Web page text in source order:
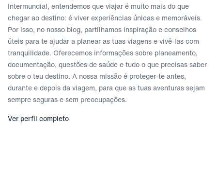
Intermundial, entendemos que viajar é muito mais do que
chegar ao destino: é viver experiências únicas e memoráveis.
Por isso, no nosso blog, partilhamos inspiração e conselhos
úteis para te ajudar a planear as tuas viagens e vivê-las com
tranquilidade. Oferecemos informações sobre planeamento,
documentação, questões de saúde e tudo o que precisas saber
sobre o teu destino. A nossa missão é proteger-te antes,
durante e depois da viagem, para que as tuas aventuras sejam
sempre seguras e sem preocupações.
Ver perfil completo